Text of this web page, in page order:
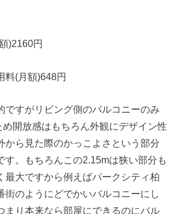
)2160円
料(月額)648円
ですがリビング側のバルコニーのみ
開放感はもちろん外観にデザイン性
から見た際のかっこよさという部分
す。もちろんこの2.15mは狭い部分も
最大ですから例えばパークシティ柏
街のようにどでかいバルコニーにし
まり本来なら部屋にできるのにバル